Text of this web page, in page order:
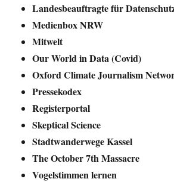
Landesbeauftragte für
Medienbox NRW
Mitwelt
Our World in Data (Covid)
Oxford Climate Journalism
Pressekodex
Registerportal
Skeptical Science
Stadtwanderwege Kassel
The October 7th Massacre
Vogelstimmen lernen